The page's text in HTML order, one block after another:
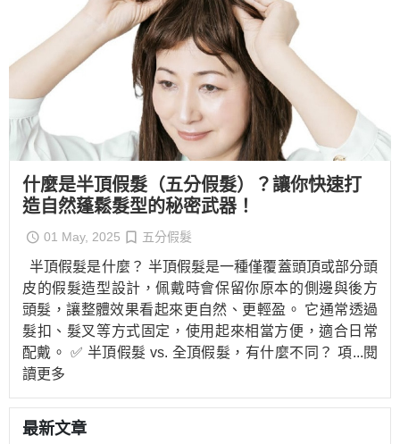
什麼是半頂假髮（五分假髮）？讓你快速打
造自然蓬鬆髮型的秘密武器！
01 May, 2025 五分假髮
半頂假髮是什麼？ 半頂假髮是一種僅覆蓋頭頂或部分頭
皮的假髮造型設計，佩戴時會保留你原本的側邊與後方
頭髮，讓整體效果看起來更自然、更輕盈。 它通常透過
髮扣、髮叉等方式固定，使用起來相當方便，適合日常
配戴。 ✅ 半頂假髮 vs. 全頂假髮，有什麼不同？ 項...閱
讀更多
最新文章